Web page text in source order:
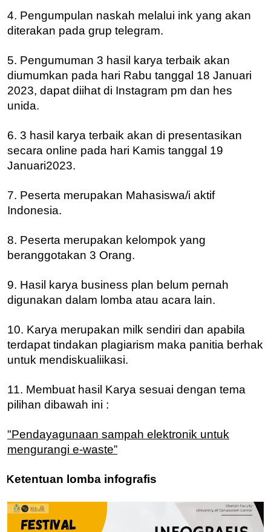
4. Pengumpulan naskah melalui ink yang akan
diterakan pada grup telegram.
5. Pengumuman 3 hasil karya terbaik akan
diumumkan pada hari Rabu tanggal 18 Januari
2023, dapat diihat di Instagram pm dan hes
unida.
6. 3 hasil karya terbaik akan di presentasikan
secara online pada hari Kamis tanggal 19
Januari2023.
7. Peserta merupakan Mahasiswa/i aktif
Indonesia.
8. Peserta merupakan kelompok yang
beranggotakan 3 Orang.
9. Hasil karya business plan belum pernah
digunakan dalam lomba atau acara lain.
10. Karya merupakan milk sendiri dan apabila
terdapat tindakan plagiarism maka panitia berhak
untuk mendiskualiikasi.
11. Membuat hasil Karya sesuai dengan tema
pilihan dibawah ini :
"Pendayagunaan sampah elektronik untuk
mengurangi e-waste”
Ketentuan lomba infografis